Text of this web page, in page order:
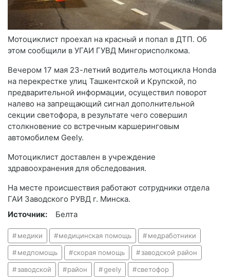
Мотоциклист проехал на красный и попал в ДТП. Об
этом сообщили в УГАИ ГУВД Мингорисполкома.
Вечером 17 мая 23-летний водитель мотоцикла Honda
на перекрестке улиц Ташкентской и Крупской, по
предварительной информации, осуществил поворот
налево на запрещающий сигнал дополнительной
секции светофора, в результате чего совершил
столкновение со встречным каршеринговым
автомобилем Geely.
Мотоциклист доставлен в учреждение
здравоохранения для обследования.
На месте происшествия работают сотрудники отдела
ГАИ Заводского РУВД г. Минска.
Источник:
Белта
медики медицинская помощь медработники
медпомощь скорая помощь заводской район
заводской район geely светофор